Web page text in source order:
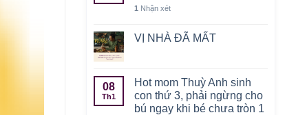
1 Nhận xét
VỊ NHÀ ĐÃ MẤT
08
Th1
Hot mom Thuỳ Anh sinh
con thứ 3, phải ngừng cho
bú ngay khi bé chưa tròn 1